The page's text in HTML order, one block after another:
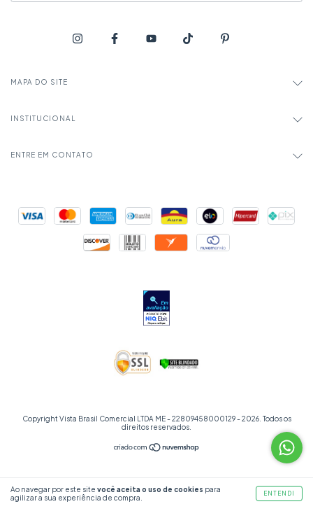
Ao navegar por este site você aceita o uso de cookies para
agilizar a sua experiência de compra.
ENTENDI
MAPA DO SITE
INSTITUCIONAL
ENTRE EM CONTATO
Copyright Vista Brasil Comercial LTDA ME - 22809458000129 - 2026. Todos os
direitos reservados.